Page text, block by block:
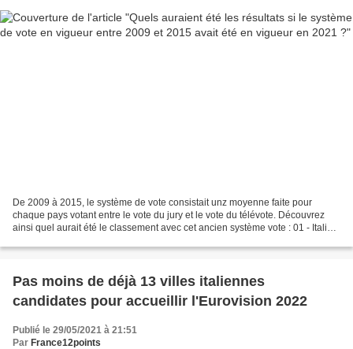
De 2009 à 2015, le système de vote consistait unz moyenne faite pour
chaque pays votant entre le vote du jury et le vote du télévote. Découvrez
ainsi quel aurait été le classement avec cet ancien système vote : 01 - Italie -
Pas moins de déjà 13 villes italiennes
candidates pour accueillir l'Eurovision 2022
Publié le 29/05/2021 à 21:51
Par France12points